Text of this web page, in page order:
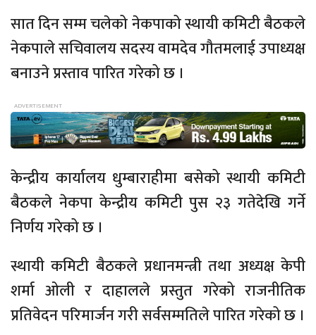
सात दिन सम्म चलेको नेकपाको स्थायी कमिटी बैठकले
नेकपाले सचिवालय सदस्य वामदेव गौतमलाई उपाध्यक्ष
बनाउने प्रस्ताव पारित गरेको छ ।
केन्द्रीय कार्यालय धुम्बाराहीमा बसेको स्थायी कमिटी
बैठकले नेकपा केन्द्रीय कमिटी पुस २३ गतेदेखि गर्ने
निर्णय गरेको छ ।
स्थायी कमिटी बैठकले प्रधानमन्त्री तथा अध्यक्ष केपी
शर्मा ओली र दाहालले प्रस्तुत गरेको राजनीतिक
प्रतिवेदन परिमार्जन गरी सर्वसम्मतिले पारित गरेको छ ।